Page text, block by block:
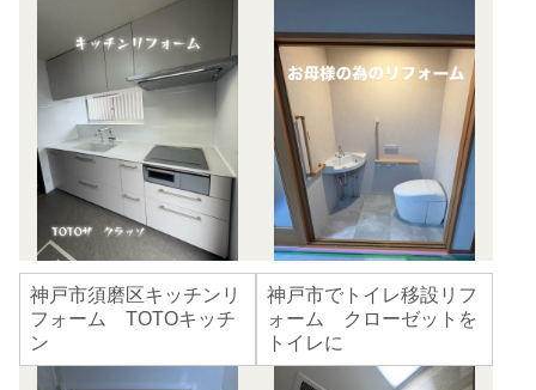
神戸市須磨区キッチンリ
フォーム TOTOキッチ
ン
神戸市でトイレ移設リフ
ォーム クローゼットを
トイレに